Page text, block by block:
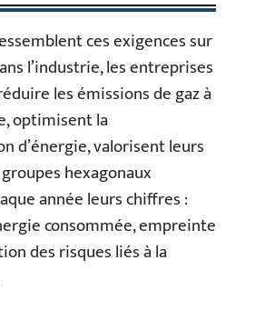
ces exigences sur
l’industrie, les entreprises
les émissions de gaz à
optimisent la
d’énergie, valorisent leurs
hexagonaux
année leurs chiffres :
consommée, empreinte
des risques liés à la